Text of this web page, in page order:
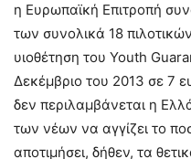
η Ευρωπαϊκή Επιτροπή
των συνολικά 18
υιοθέτηση του Youth
Δεκέμβριο του 2013 σε 7
δεν περιλαμβάνεται η
των νέων να αγγίζει το
αποτιμήσει, δήθεν, τα